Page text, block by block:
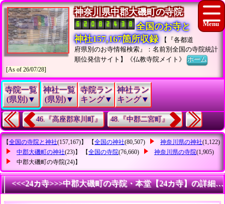
神奈川県中郡大磯町の寺院
全国のお寺と
神社157,167箇所収録
【『各都道
府県別のお寺情報検索』：名前別全国の寺院統計
順位発信サイト】《仏教寺院メイト》ホーム
[As of 26/07/28]
寺院一覧
(県別)▼
神社一覧
(県別)▼
寺院ラン
キング▼
神社ラン
キング▼
46.『高座郡寒川町』 48.『中郡二宮町』
【全国の寺院と神社(157,167)】 【全国の神社(80,507) 神奈川県の神社(1,122)
中郡大磯町の神社(23)】 【全国の寺院(76,660) 神奈川県の寺院(1,905)
中郡大磯町の寺院(24)】
<<<24カ寺>>>中郡大磯町の寺院・本堂【24カ寺】の詳細統